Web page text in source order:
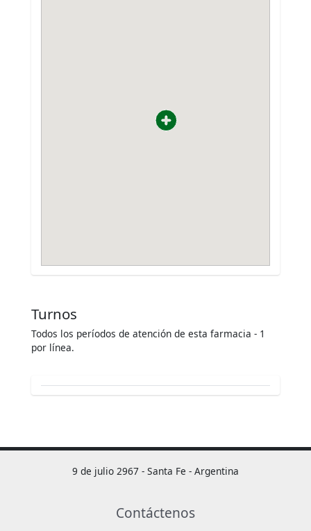
Turnos
Todos los períodos de atención de esta farmacia - 1
por línea.
9 de julio 2967 - Santa Fe - Argentina
Contáctenos